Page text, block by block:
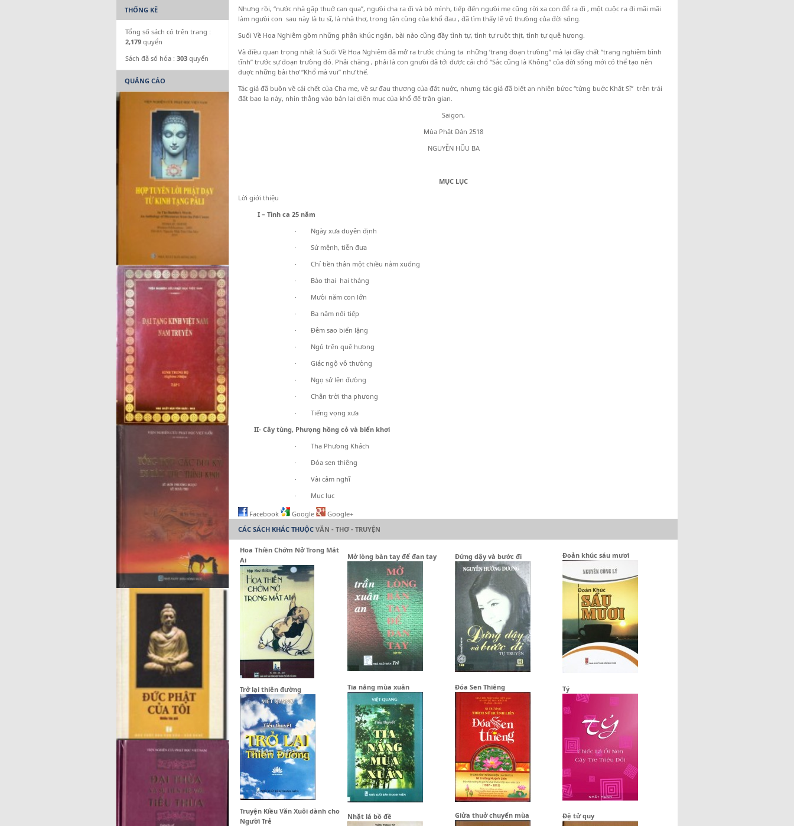
Nhưng rồi, “nước nhà gặp thuở can qua”, ngưòi cha ra đi và bỏ mình, tiếp đến ngưòi mẹ cũng rời xa con để ra đi , một cuộc ra đi mãi mãi
làm ngưòi con sau này là tu sĩ, là nhà thơ, trong tận cùng của khổ đau , đã tìm thấy lẽ vô thưòng của đời sống.
Suối Về Hoa Nghiêm gồm những phân khúc ngắn, bài nào cũng đầy tình tự, tình tự ruột thịt, tình tự quê hưong.
Và điều quan trọng nhất là Suối Về Hoa Nghiêm đã mở ra trước chúng ta những ‘trang đoạn trưòng” mà lại đầy chất “trang nghiêm bình
tĩnh” trước sự đoạn trưòng đó. Phải chăng , phải là con gnưòi đã tới được cái chổ “Sắc cũng là Không” của đời sống mới có thể tạo nên
đuợc những bài thơ “Khổ mà vui” như thế.
Tác giả đã buồn về cái chết của Cha mẹ, về sự đau thương của đất nuớc, nhưng tác giả đã biết an nhiên bứoc “từng buớc Khất Sĩ” trên trái
đất bao la này, nhìn thẳng vào bản lai diện mục của khổ đế trần gian.
Saigon,
Mùa Phật Đản 2518
NGUYỄN HŨU BA
MỤC LỤC
Lời giới thiệu
I – Tình ca 25 năm
· Ngày xưa duyên định
· Sứ mệnh, tiễn đưa
· Chí tiền thân một chiều nằm xuống
· Bào thai hai tháng
· Mưòi năm con lớn
· Ba năm nối tiếp
· Đêm sao biển lặng
· Ngủ trên quê hưong
· Giác ngộ vô thưòng
· Ngọ sử lên đưòng
· Chân trời tha phưong
· Tiếng vọng xưa
II- Cây tùng, Phưọng hồng cỏ và biển khơi
· Tha Phưong Khách
· Đóa sen thiêng
· Vài cảm nghĩ
· Mục lục
Facebook Google
Google+
CÁC SÁCH KHÁC THUỘC VĂN - THƠ - TRUYỆN
Hoa Thiền Chớm Nở Trong Mắt
Ai
Mở lòng bàn tay để đan tay Đứng dậy và bước đi Đoản khúc sáu mươi
Trở lại thiên đường Tia nắng mùa xuân Đóa Sen Thiêng Tý
Truyện Kiều Văn Xuôi dành cho
Người Trẻ
Nhặt lá bồ đề Giửa thuở chuyển mùa Đệ tử quy
THỐNG KÊ
Tổng số sách có trên trang :
2,179 quyển
Sách đã số hóa : 303 quyển
QUẢNG CÁO